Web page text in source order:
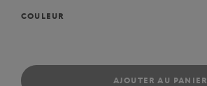
COULEUR
AJOUTER AU PANIER